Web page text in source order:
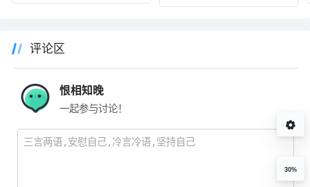
评论区
恨相知晚
一起参与讨论！
30%